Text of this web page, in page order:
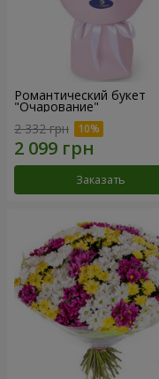
Романтический букет
"Очарование"
2 332 грн
Заказать